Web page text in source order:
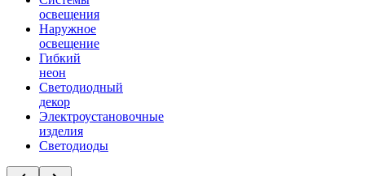
освещения
Наружное
освещение
Гибкий
неон
Светодиодный
декор
Электроустановочные
изделия
Светодиоды